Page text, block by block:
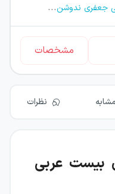
جعفری ندوشن...
مشخصات
نظرات
بیست عربی